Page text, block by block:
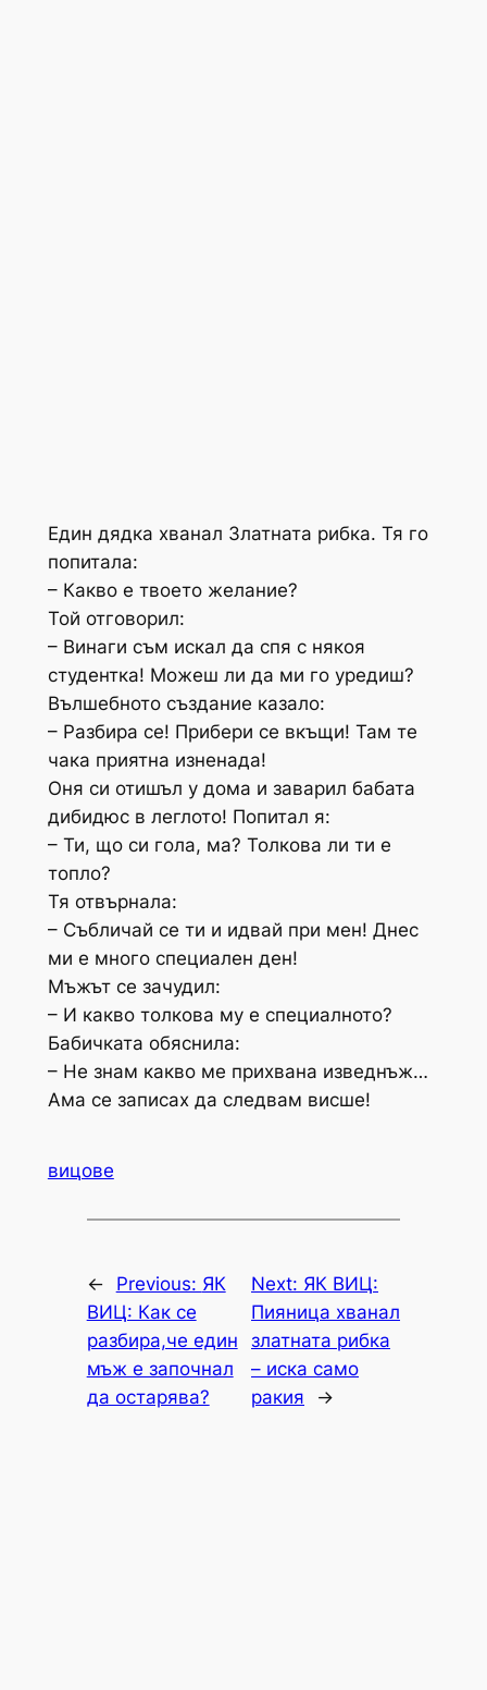
Един дядка хванал Златната рибка. Тя го
попитала:
– Какво е твоето желание?
Той отговорил:
– Винаги съм искал да спя с някоя
студентка! Можеш ли да ми го уредиш?
Вълшебното създание казало:
– Разбира се! Прибери се вкъщи! Там те
чака приятна изненада!
Оня си отишъл у дома и заварил бабата
дибидюс в леглото! Попитал я:
– Ти, що си гола, ма? Толкова ли ти е
топло?
Тя отвърнала:
– Събличай се ти и идвай при мен! Днес
ми е много специален ден!
Мъжът се зачудил:
– И какво толкова му е специалното?
Бабичката обяснила:
– Не знам какво ме прихвана изведнъж…
Ама се записах да следвам висше!
вицове
← Previous: ЯК
ВИЦ: Как се
разбира,че един
мъж е започнал
да остарява?
Next: ЯК ВИЦ:
Пияница хванал
златната рибка
– иска само
ракия
→